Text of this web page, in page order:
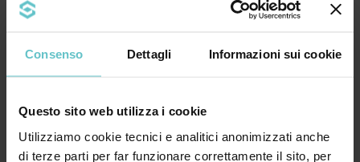
Consenso Dettagli Informazioni sui cookie
Questo sito web utilizza i cookie
Utilizziamo cookie tecnici e analitici anonimizzati anche
di terze parti per far funzionare correttamente il sito, per
linguaggio ...
Approfondisci